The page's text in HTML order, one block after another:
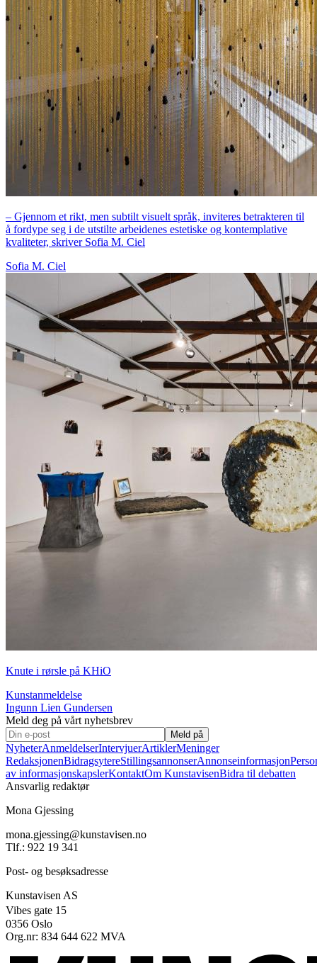
– Gjennom et rikt, men subtilt visuelt språk, inviteres betrakteren til
å fordype seg i de utstilte arbeidenes estetiske og kontemplative
kvaliteter, skriver Sofia M. Ciel
Sofia M. Ciel
Knute i rørsle på KHiO
Kunstanmeldelse
Ingunn Lien Gundersen
Meld deg på vårt nyhetsbrev
Meld på
NyheterAnmeldelserIntervjuerArtiklerMeninger
RedaksjonenBidragsytereStillingsannonserAnnonseinformasjon
av informasjonskapslerKontaktOm KunstavisenBidra til debatten
Ansvarlig redaktør
Mona Gjessing
mona.gjessing@kunstavisen.no
Tlf.: 922 19 341
Post- og besøksadresse
Kunstavisen AS
Vibes gate 15
0356 Oslo
Org.nr: 834 644 622 MVA